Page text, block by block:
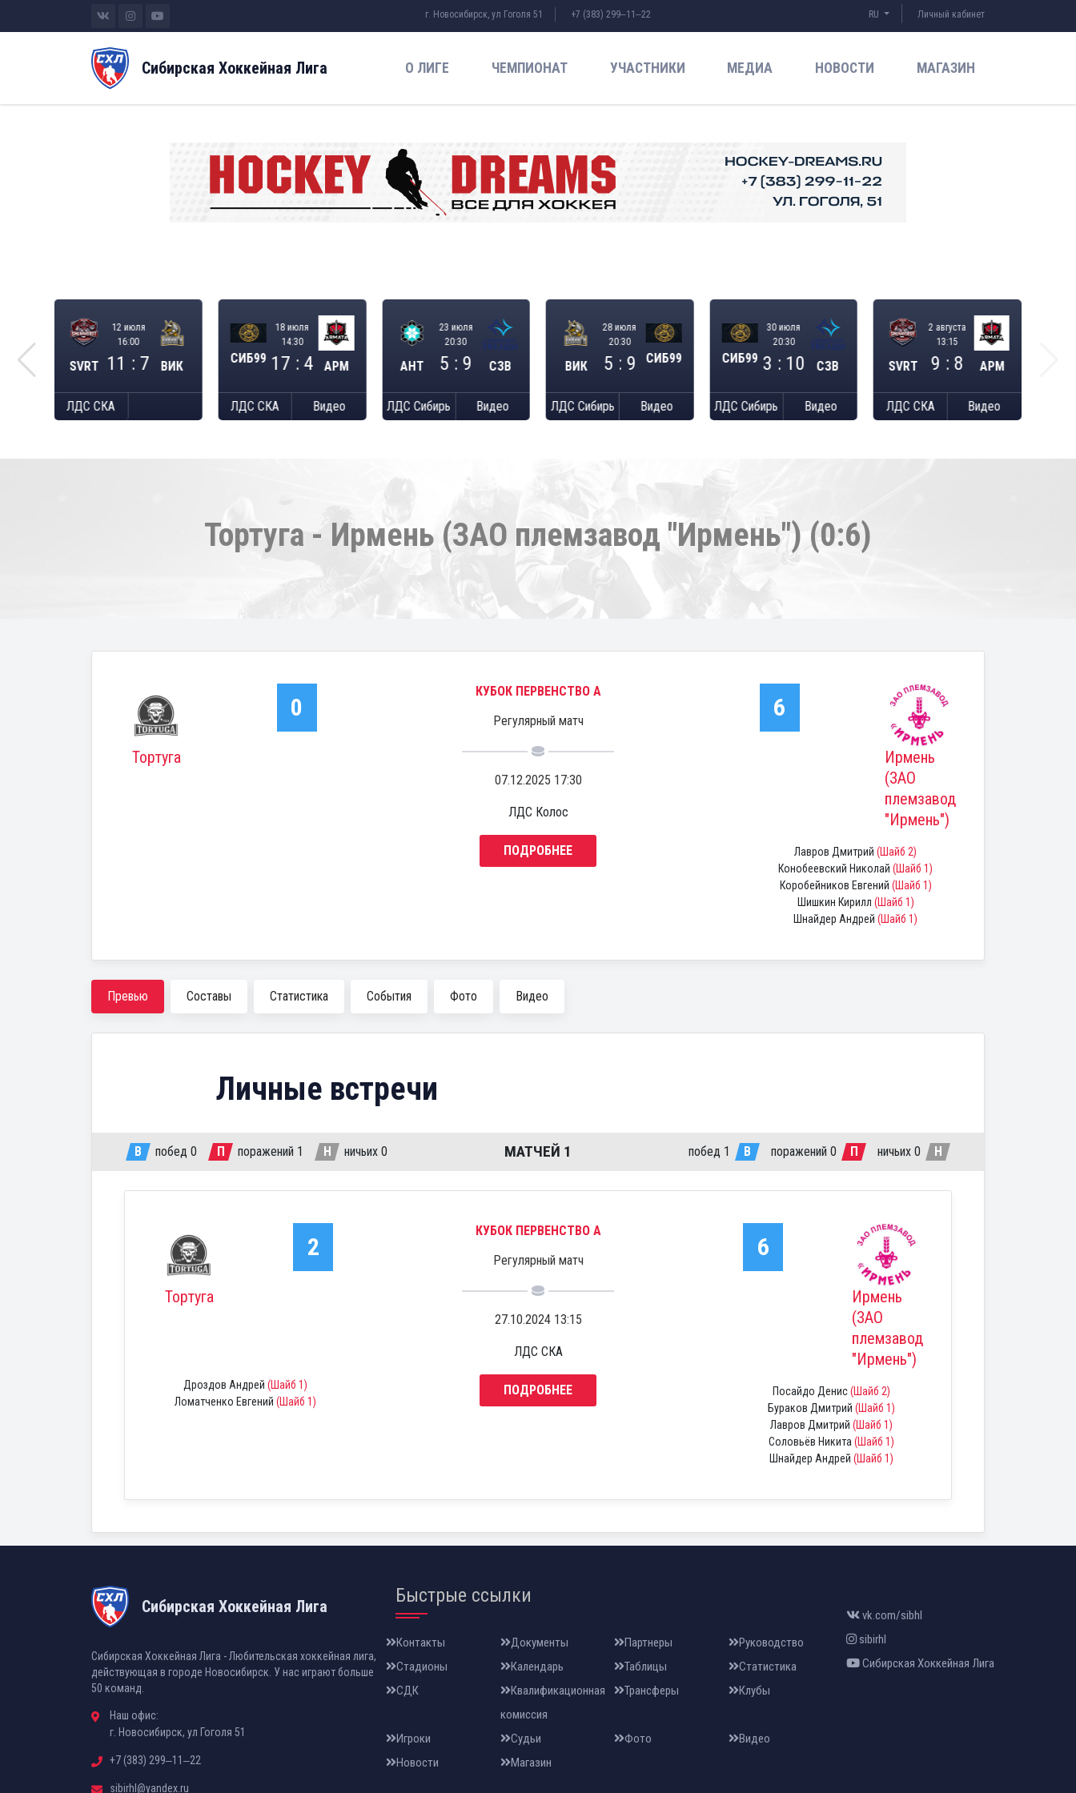
г. Новосибирск, ул Гоголя 51 +7 (383) 299‒11‒22 RU Личный кабинет
Сибирская Хоккейная Лига О ЛИГЕ ЧЕМПИОНАТ УЧАСТНИКИ МЕДИА НОВОСТИ МАГАЗИН
SVRT
12 июля
16:00
11 : 7 ВИК
ЛДС СКА
СИБ99
18 июля
14:30
17 : 4 АРМ
ЛДС СКА Видео
АНТ
23 июля
20:30
5 : 9 СЗВ
ЛДС Сибирь Видео
ВИК
28 июля
20:30
5 : 9 СИБ99
ЛДС Сибирь Видео
СИБ99
30 июля
20:30
3 : 10 СЗВ
ЛДС Сибирь Видео
SVRT
2 августа
13:15
9 : 8 АРМ
ЛДС СКА Видео
Тортуга - Ирмень (ЗАО племзавод "Ирмень") (0:6)
Тортуга
0
КУБОК ПЕРВЕНСТВО А
Регулярный матч
07.12.2025 17:30
ЛДС Колос
ПОДРОБНЕЕ
6
Ирмень
(ЗАО
племзавод
"Ирмень")
Лавров Дмитрий (Шайб 2)
Конобеевский Николай (Шайб 1)
Коробейников Евгений (Шайб 1)
Шишкин Кирилл (Шайб 1)
Шнайдер Андрей (Шайб 1)
Превью Составы Статистика События Фото Видео
Личные встречи
В побед 0 П поражений 1 Н ничьих 0 МАТЧЕЙ 1 побед 1 В поражений0 П ничьих 0 Н
Тортуга
2
Дроздов Андрей (Шайб 1)
Ломатченко Евгений (Шайб 1)
КУБОК ПЕРВЕНСТВО А
Регулярный матч
27.10.2024 13:15
ЛДС СКА
ПОДРОБНЕЕ
6
Ирмень
(ЗАО
племзавод
"Ирмень")
Посайдо Денис(Шайб 2)
Бураков Дмитрий (Шайб 1)
Лавров Дмитрий (Шайб 1)
Соловьёв Никита (Шайб 1)
Шнайдер Андрей (Шайб 1)
Сибирская Хоккейная Лига
Сибирская Хоккейная Лига - Любительская хоккейная лига,
действующая в городе Новосибирск. У нас играют больше
50 команд.
Наш офис:
г. Новосибирск, ул Гоголя 51
+7 (383) 299‒11‒22
sibirhl@yandex.ru
Быстрые ссылки
Контакты Документы Партнеры
Руководство
Стадионы
Календарь Таблицы
Статистика
СДК
Квалификационная
комиссия
Трансферы Клубы
Игроки Судьи Фото
Видео
Новости
Магазин
vk.com/sibhl
sibirhl
Сибирская Хоккейная Лига